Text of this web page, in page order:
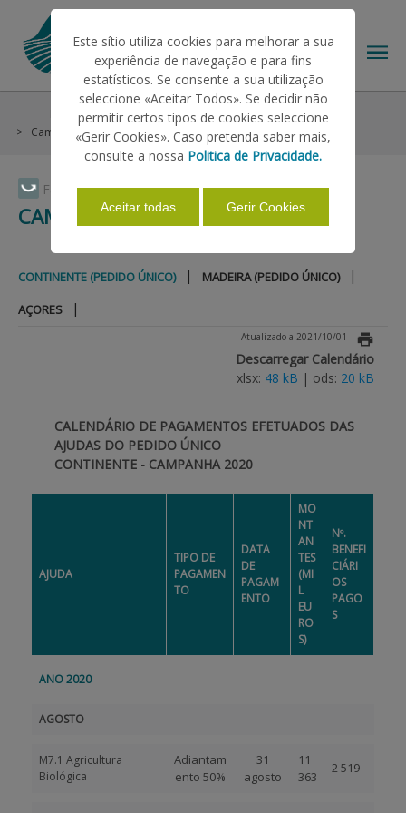
Faça Swipe para ver o menu
AJUDAS/APOIOS
INFORMAÇÕES
ESTATÍSTICAS
APOIO AO BENEFICIÁRIO
Pagamentos
Calendários de Pagamentos Efetuados
Campanha 2020
Continente (Pedido Único)
CAMPANHA 2020
CONTINENTE (PEDIDO ÚNICO) | MADEIRA (PEDIDO ÚNICO) |
AÇORES |
Atualizado a 2021/10/01
Descarregar Calendário
xlsx: 48 kB | ods: 20 kB
CALENDÁRIO DE PAGAMENTOS EFETUADOS DAS
AJUDAS DO PEDIDO ÚNICO
CONTINENTE - CAMPANHA 2020
AJUDA
TIPO DE
PAGAMEN
TO
DATA
DE
PAGAM
ENTO
MO
NT
AN
TES
(MI
L
EU
RO
S)
Nº.
BENEFI
CIÁRI
OS
PAGO
S
ANO 2020
AGOSTO
M7.1 Agricultura
Biológica
Adiantam
ento 50%
31
agosto
11
363
2 519
Este sítio utiliza cookies para melhorar a sua
experiência de navegação e para fins
estatísticos. Se consente a sua utilização
seleccione «Aceitar Todos». Se decidir não
permitir certos tipos de cookies seleccione
«Gerir Cookies». Caso pretenda saber mais,
consulte a nossa Politica de Privacidade.
Aceitar todas Gerir Cookies